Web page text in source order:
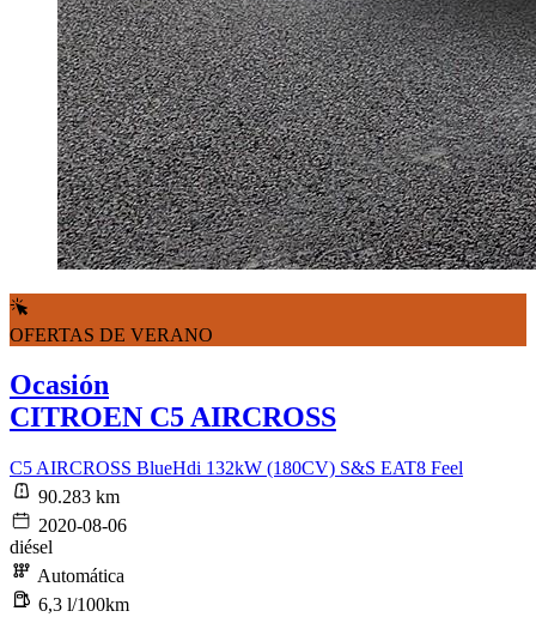
OFERTAS DE VERANO
Ocasión
CITROEN C5 AIRCROSS
C5 AIRCROSS BlueHdi 132kW (180CV) S&S EAT8 Feel
90.283 km
2020-08-06
diésel
Automática
6,3 l/100km